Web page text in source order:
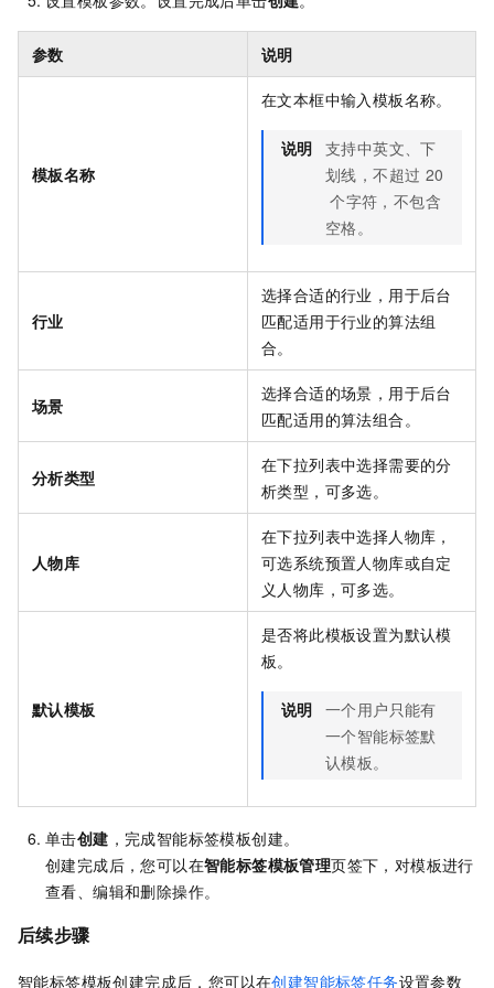
参数 说明
模板名称
在文本框中输入模板名称。
说明 支持中英文、下
划线，不超过 20
个字符，不包含
空格。
行业
选择合适的行业，用于后台
匹配适用于行业的算法组
合。
场景
选择合适的场景，用于后台
匹配适用的算法组合。
分析类型
在下拉列表中选择需要的分
析类型，可多选。
人物库
在下拉列表中选择人物库，
可选系统预置人物库或自定
义人物库，可多选。
默认模板
是否将此模板设置为默认模
板。
说明 一个用户只能有
一个智能标签默
认模板。
单击创建 ，完成智能标签模板创建。
创建完成后，您可以在智能标签模板管理页签下，对模板进行
查看、编辑和删除操作。
后续步骤
智能标签模板创建完成后，您可以在创建智能标签任务设置参数